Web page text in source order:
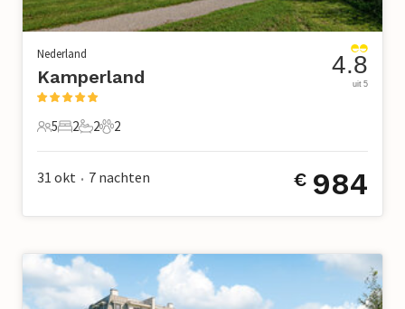
Nederland
Kamperland
5 Gasten
5
2 Slaapkamers
2
2 Badkamers
2
2 Huisdieren
2
4.8
uit 5
31 okt • 7 nachten € 984